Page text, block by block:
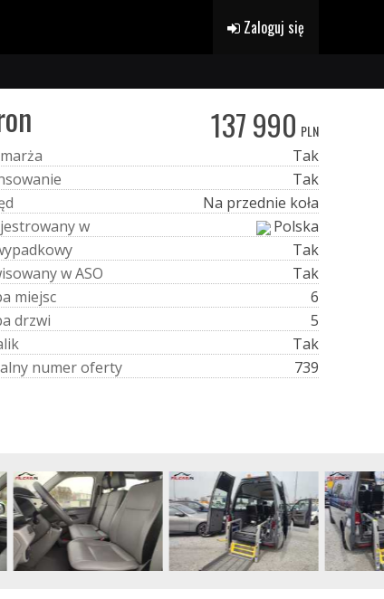
Zaloguj się
137 990 PLN
marża
Tak
sowanie
Tak
d
Na przednie koła
jestrowanyw
Polska
ypadkowy
Tak
isowanywASO
Tak
a miejsc
6
a drzwi
5
lik
Tak
alny numeroferty 739